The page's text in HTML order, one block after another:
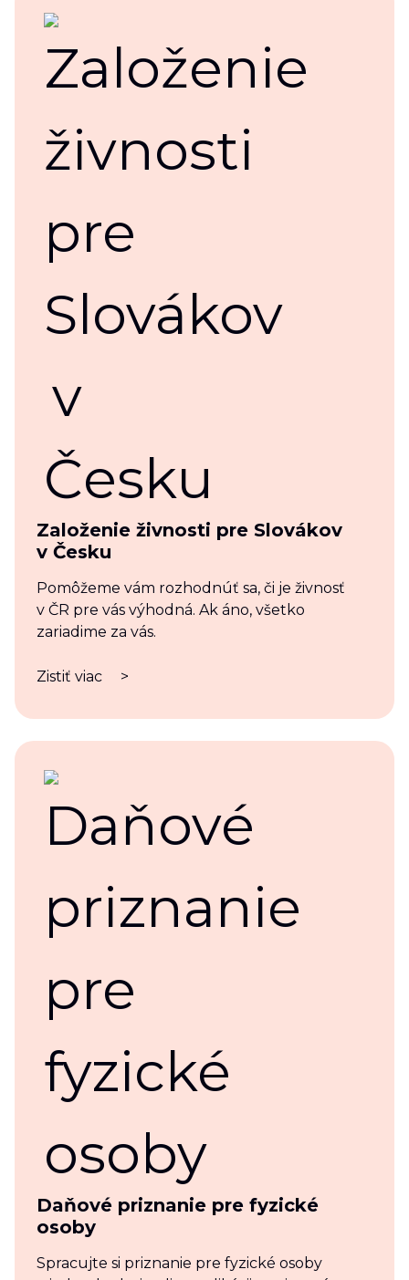
Založenie živnosti pre Slovákov
v Česku
Pomôžeme vám rozhodnúť sa, či je živnosť
v ČR pre vás výhodná. Ak áno, všetko
zariadime za vás.
Zistiť viac >
Daňové priznanie pre fyzické
osoby
Spracujte si priznanie pre fyzické osoby